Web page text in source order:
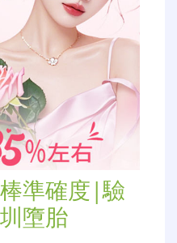
準確度|驗
墮胎